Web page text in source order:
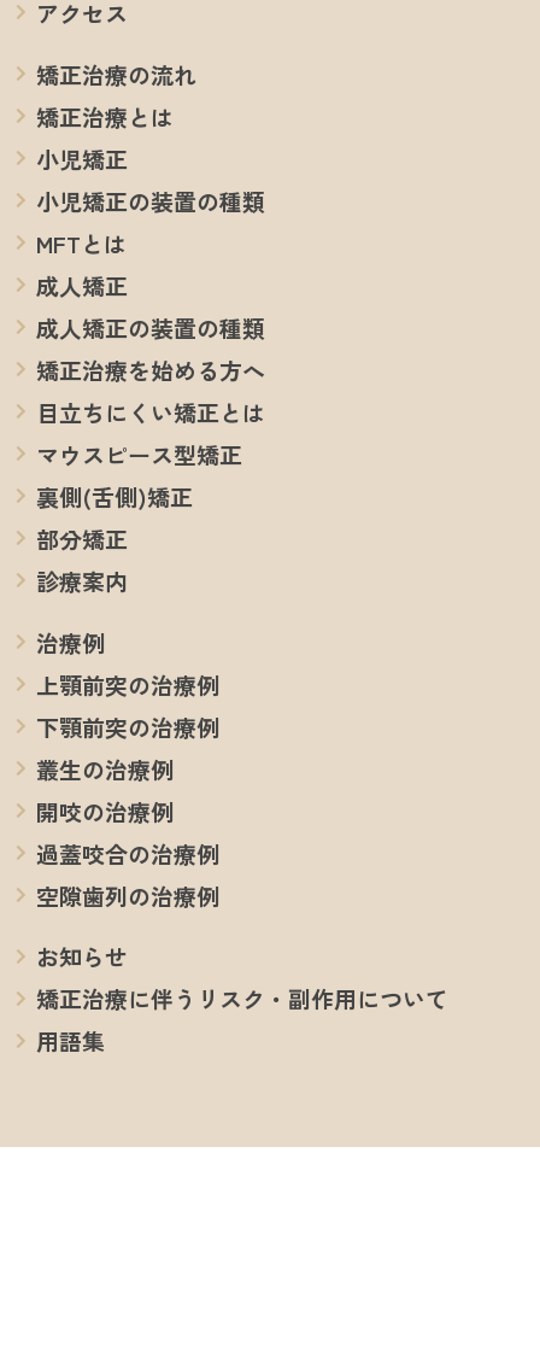
アクセス
矯正治療の流れ
矯正治療とは
小児矯正
小児矯正の装置の種類
MFTとは
成人矯正
成人矯正の装置の種類
矯正治療を始める方へ
目立ちにくい矯正とは
マウスピース型矯正
裏側(舌側)矯正
部分矯正
診療案内
治療例
上顎前突の治療例
下顎前突の治療例
叢生の治療例
開咬の治療例
過蓋咬合の治療例
空隙歯列の治療例
お知らせ
矯正治療に伴うリスク・副作用について
用語集